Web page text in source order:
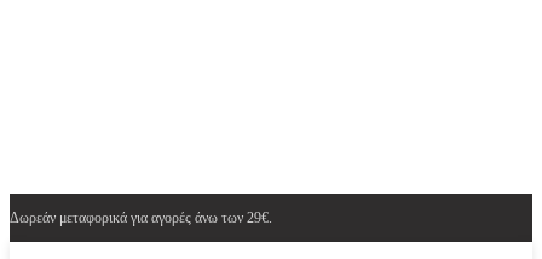
Δωρεάν μεταφορικά για αγορές άνω των 29€.